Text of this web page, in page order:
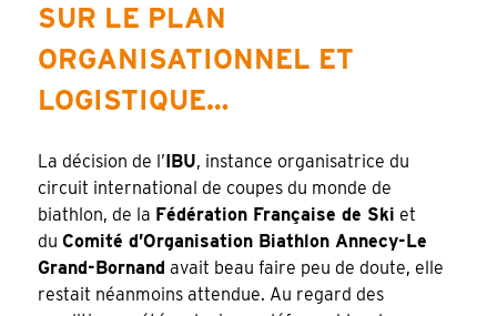
SUR LE PLAN
ORGANISATIONNEL ET
LOGISTIQUE…
La décision de l’IBU, instance organisatrice du
circuit international de coupes du monde de
biathlon, de la Fédération Française de Ski et
du Comité d’Organisation Biathlon Annecy-Le
Grand-Bornand avait beau faire peu de doute, elle
restait néanmoins attendue. Au regard des